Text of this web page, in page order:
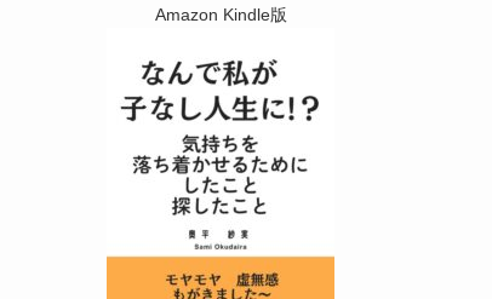
Amazon Kindle版